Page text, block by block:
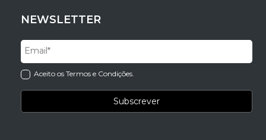
NEWSLETTER
Aceito os Termos e Condições.